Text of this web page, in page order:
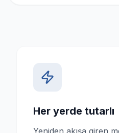
Her yerde tutarlı
Yeniden akışa giren